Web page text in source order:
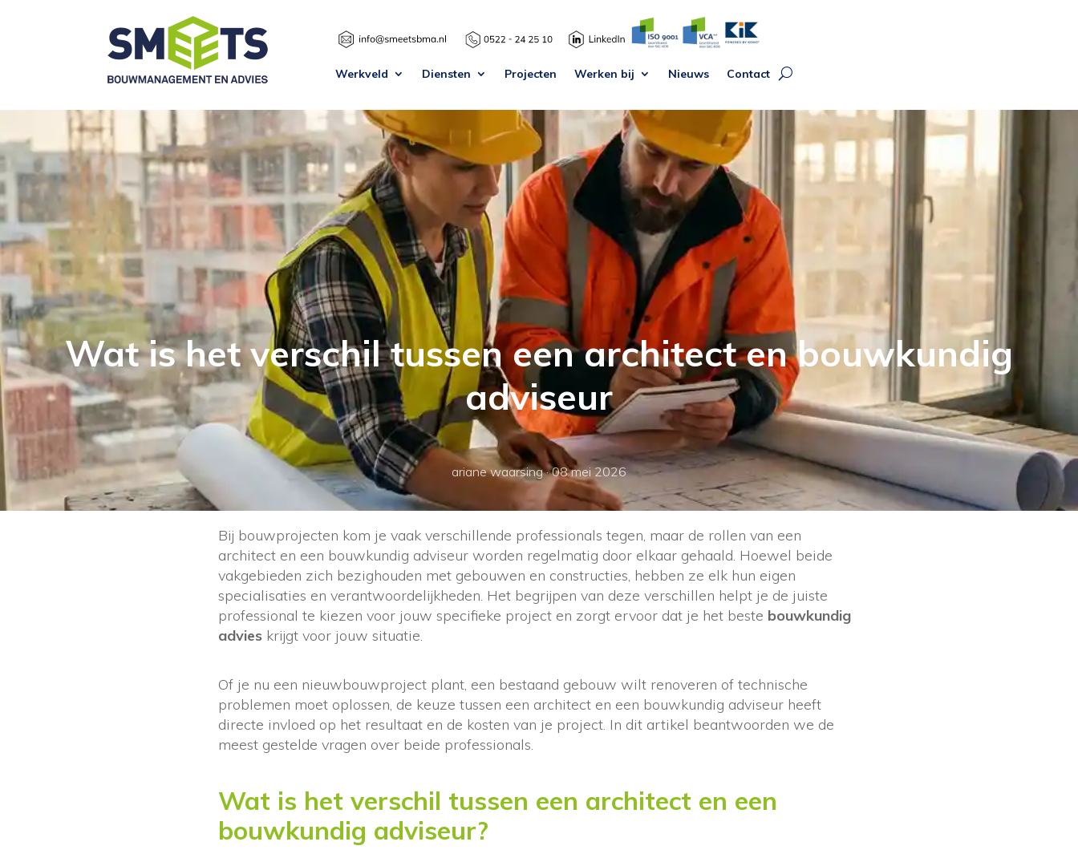
Werkveld Diensten Projecten Werken bij Nieuws Contact
Wat is het verschil tussen een architect en bouwkundig
adviseur
ariane waarsing·08 mei 2026
Bij bouwprojecten kom je vaak verschillende professionals tegen, maar de rollen van een
architect en een bouwkundig adviseur worden regelmatig door elkaar gehaald. Hoewel beide
vakgebieden zich bezighouden met gebouwen en constructies, hebben ze elk hun eigen
specialisaties en verantwoordelijkheden. Het begrijpen van deze verschillen helpt je de juiste
professional te kiezen voor jouw specifieke project en zorgt ervoor dat je het beste bouwkundig
advies krijgt voor jouw situatie.
Of je nu een nieuwbouwproject plant, een bestaand gebouw wilt renoveren of technische
problemen moet oplossen, de keuze tussen een architect en een bouwkundig adviseur heeft
directe invloed op het resultaat en de kosten van je project. In dit artikel beantwoorden we de
meest gestelde vragen over beide professionals.
Wat is het verschil tussen een architect en een
bouwkundig adviseur?